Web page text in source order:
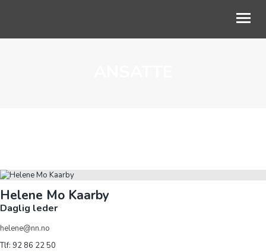
STØTT BARNA
Helene Mo Kaarby
Daglig leder
helene@nn.no
Tlf: 92 86 22 50